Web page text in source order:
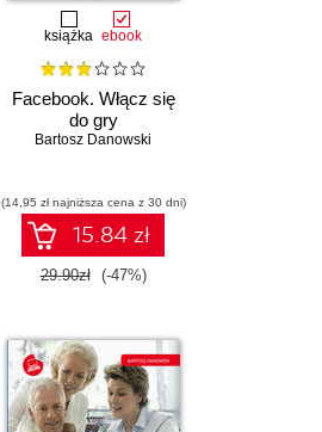
książka ebook
Facebook. Włącz się
do gry
Bartosz Danowski
(14,95 zł najniższa cena z 30 dni)
15.84 zł
29.90zł (-47%)